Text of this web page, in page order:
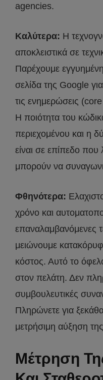
agencies.
Καλύτερα: Η
αποκλειστικά σε
Παρέχουμε
σελίδα της Google
τις ενημερώσεις
Η ποιότητα του
περιεχομένου και η
είναι σε επίπεδο που
μπορούν να
Φθηνότερα:
χρόνο και
επαναλαμβανόμενες
μειώνουμε
κόστος. Αυτό το
στον πελάτη. Δεν
συμβουλευτικές
Πληρώνετε για
μετρήσιμη αύξηση
Μέτρηση